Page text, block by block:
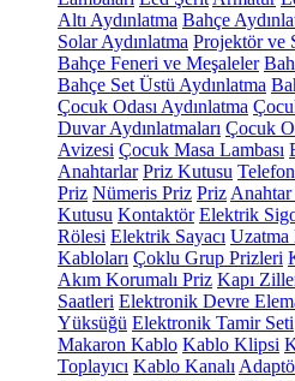
Altı Aydınlatma Bahçe
Solar Aydınlatma Projektör ve
Bahçe Feneri ve Meşaleler
Bahçe Set Üstü Aydınlatma
Çocuk Odası Aydınlatma
Duvar Aydınlatmaları Çocuk
Avizesi Çocuk Masa Lambası
Anahtarlar Priz Kutusu
Priz Nümeris Priz Priz
Kutusu Kontaktör Elektrik
Rölesi Elektrik Sayacı Uzatma
Kabloları Çoklu Grup Prizleri
Akım Korumalı Priz Kapı
Saatleri Elektronik Devre
Yüksüğü Elektronik Tamir Seti
Makaron Kablo Kablo Klipsi
Toplayıcı Kablo Kanalı